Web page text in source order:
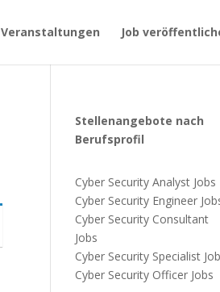
Veranstaltungen Job
Stellenangebote nach
Berufsprofil
Cyber Security Analyst Jobs
Cyber Security Engineer
Cyber Security Consultant
Jobs
Cyber Security Specialist
Cyber Security Officer Jobs